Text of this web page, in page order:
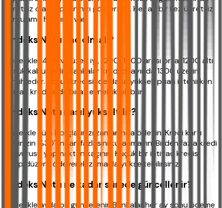
ücretsiz olarak puanınızı gösteriyor. Her ay bir kez ücretsiz
sorgulama hakkınız var.
Findeks Notu kaç olmalı?
Genellikle 1400 ve üzeri iyi, 1200-1400 arası orta, 1200 altı
düşük kabul edilir. Bankalar kredi onayında 1300 üzerini
tercih eder. Konut kredisinde daha yüksek puan istenirken
ihtiyaç kredisinde biraz esneklik olabilir.
Findeks Notu nasıl yükseltilir?
Öncelikle tüm borçlarınızı zamanında ödeyin. Kredi kartı
limitinizin %30'undan fazlasını kullanmayın. Birden fazla kredi
başvurusu yapmaktan kaçının. Küçük bir ihtiyaç kredisi
çekip düzenli ödeyerek zamanla yükseltebilirsiniz.
Findeks Notu ne kadar sürede güncellenir?
Genellikle ayda bir güncellenir. Bankalar her ay sonu ödeme